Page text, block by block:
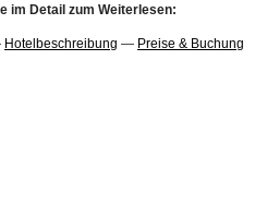
im Detail zum Weiterlesen:
Hotelbeschreibung — Preise & Buchung